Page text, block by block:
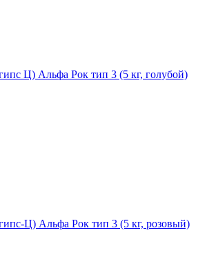
Ц) Альфа Рок тип 3 (5 кг, голубой)
Ц) Альфа Рок тип 3 (5 кг, розовый)